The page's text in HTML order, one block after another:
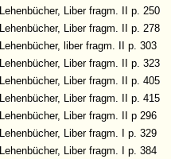
Lehenbücher, Liber fragm. II p. 250
Lehenbücher, Liber fragm. II p. 278
Lehenbücher, liber fragm. II p. 303
Lehenbücher, Liber fragm. II p. 323
Lehenbücher, Liber fragm. II p. 405
Lehenbücher, Liber fragm. II p. 415
Lehenbücher, Liber fragm. II p 296
Lehenbücher, Liber fragm. I p. 329
Lehenbücher, Liber fragm. I p. 384